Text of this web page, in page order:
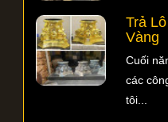
Trả
Vàng
Cuối
các
tôi...